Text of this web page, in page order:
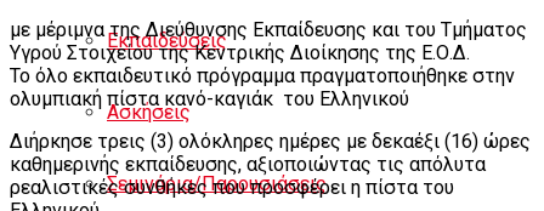
Εκπαιδεύσεις
Ασκήσεις
Σεμινάρια/Παρουσιάσεις
με μέριμνα της Διεύθυνσης Εκπαίδευσης και του Τμήματος
Υγρού Στοιχείου της Κεντρικής Διοίκησης της Ε.Ο.Δ.
Το όλο εκπαιδευτικό πρόγραμμα πραγματοποιήθηκε στην
ολυμπιακή πίστα κανό-καγιάκ του Ελληνικού
Διήρκησε τρεις (3) ολόκληρες ημέρες με δεκαέξι (16) ώρες
καθημερινής εκπαίδευσης, αξιοποιώντας τις απόλυτα
ρεαλιστικές συνθήκες που προσφέρει η πίστα του